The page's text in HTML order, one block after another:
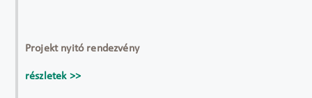
Projekt nyitó rendezvény
részletek >>